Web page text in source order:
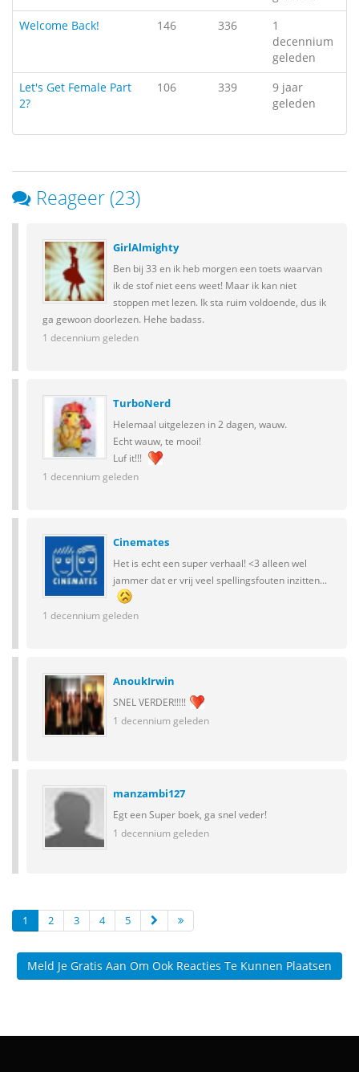
Welcome Back!
146 336
1
decennium
geleden
Let's Get Female Part
2?
106 339
9 jaar
geleden
Reageer (23)
GirlAlmighty
Ben bij 33 en ik heb morgen een toets waarvan
ik de stof niet eens weet! Maar ik kan niet
stoppen met lezen. Ik sta ruim voldoende, dus ik
ga gewoon doorlezen. Hehe badass.
1 decennium geleden
TurboNerd
Helemaal uitgelezen in 2 dagen, wauw.
Echt wauw, te mooi!
Luf it!!!
1 decennium geleden
Cinemates
Het is echt een super verhaal! <3 alleen wel
jammer dat er vrij veel spellingsfouten inzitten...
1 decennium geleden
AnoukIrwin
SNEL VERDER!!!!!
1 decennium geleden
manzambi127
Egt een Super boek, ga snel veder!
1 decennium geleden
1 2 3 4 5
Meld Je Gratis Aan Om Ook Reacties Te Kunnen Plaatsen